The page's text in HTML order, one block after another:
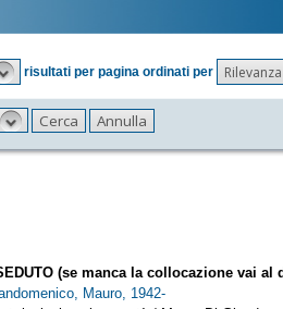
risultati per pagina ordinati per Rilevanza